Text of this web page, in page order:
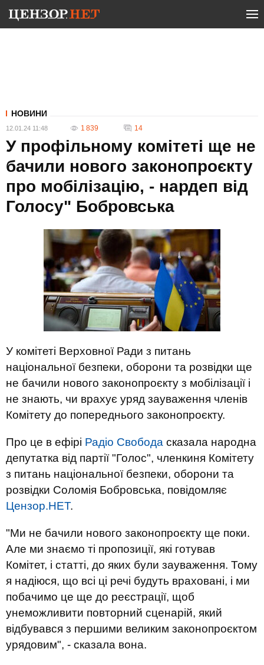
НОВИНИ
12.01.24 11:48 1 839 14
У профільному комітеті ще не
бачили нового законопроєкту
про мобілізацію, - нардеп від
Голосу" Бобровська
У комітеті Верховної Ради з питань
національної безпеки, оборони та розвідки ще
не бачили нового законопроєкту з мобілізації і
не знають, чи врахує уряд зауваження членів
Комітету до попереднього законопроєкту.
Про це в ефірі Радіо Свобода сказала народна
депутатка від партії "Голос", членкиня Комітету
з питань національної безпеки, оборони та
розвідки Соломія Бобровська, повідомляє
Цензор.НЕТ.
"Ми не бачили нового законопроєкту ще поки.
Але ми знаємо ті пропозиції, які готував
Комітет, і статті, до яких були зауваження. Тому
я надіюся, що всі ці речі будуть враховані, і ми
побачимо це ще до реєстрації, щоб
унеможливити повторний сценарій, який
відбувався з першими великим законопроєктом
урядовим", - сказала вона.